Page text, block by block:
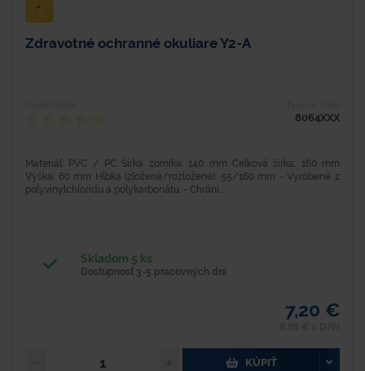
Zdravotné ochranné okuliare Y2-A
8064XXX
Materiál: PVC / PC Šírka zorníka: 140 mm Celková šírka: 160 mm
Výška: 60 mm Hĺbka (zložené/rozložené): 55/160 mm - Vyrobené z
polyvinylchloridu a polykarbonátu. - Chráni...
Skladom 5 ks
Dostupnosť 3-5 pracovných dní
7,20 €
KÚPIŤ